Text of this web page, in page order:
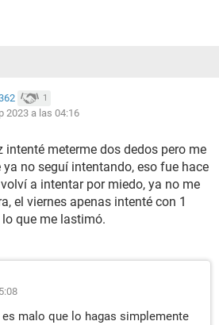
1
2023 a las 04:16
intenté meterme dos dedos pero me
no seguí intentando, eso fue hace
a intentar por miedo, ya no me
el viernes apenas intenté con 1
que me lastimó.
malo que lo hagas simplemente